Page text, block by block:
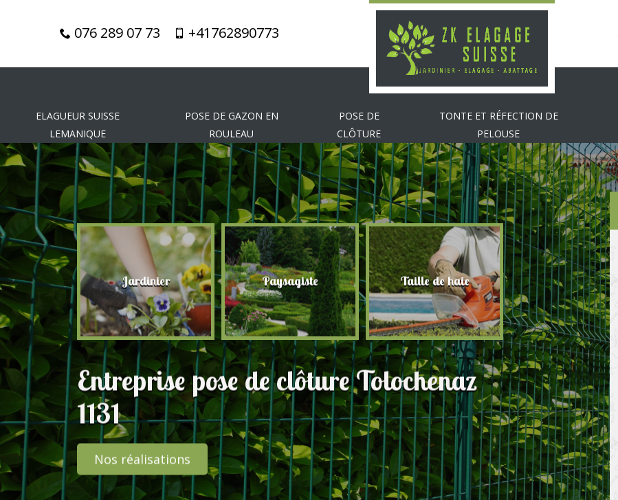
076 289 07 73 +41762890773
ELAGUEUR SUISSE
LEMANIQUE
POSE DE GAZON EN
ROULEAU
POSE DE
CLÔTURE
TONTE ET RÉFECTION DE
PELOUSE
Jardinier Paysagiste Taille de haie Abattage d'arbres
Entreprise pose de clôture Tolochenaz
1131
Nos réalisations